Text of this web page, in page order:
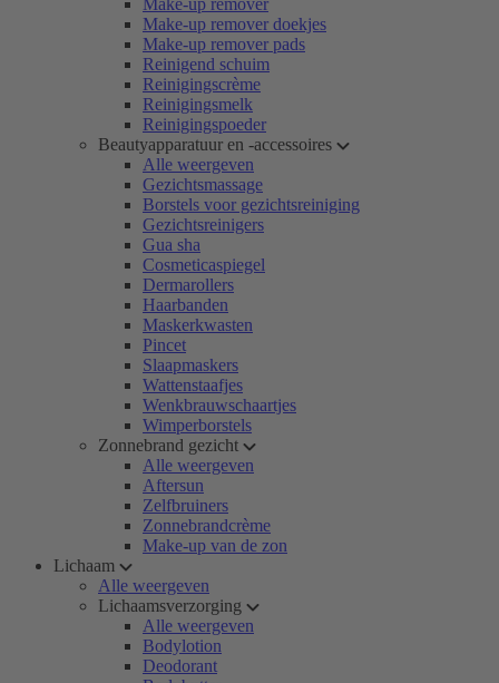
Make-up remover
Make-up remover doekjes
Make-up remover pads
Reinigend schuim
Reinigingscrème
Reinigingsmelk
Reinigingspoeder
Beautyapparatuur en -accessoires
Alle weergeven
Gezichtsmassage
Borstels voor gezichtsreiniging
Gezichtsreinigers
Gua sha
Cosmeticaspiegel
Dermarollers
Haarbanden
Maskerkwasten
Pincet
Slaapmaskers
Wattenstaafjes
Wenkbrauwschaartjes
Wimperborstels
Zonnebrand gezicht
Alle weergeven
Aftersun
Zelfbruiners
Zonnebrandcrème
Make-up van de zon
Lichaam
Alle weergeven
Lichaamsverzorging
Alle weergeven
Bodylotion
Deodorant